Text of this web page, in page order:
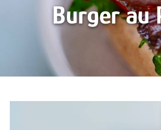
Burger au